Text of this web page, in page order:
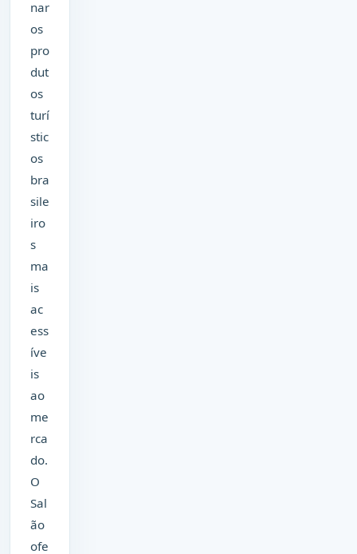
nar
os
pro
dut
os
turí
stic
os
bra
sile
iro
s
ma
is
ac
ess
íve
is
ao
me
rca
do.
O
Sal
ão
ofe